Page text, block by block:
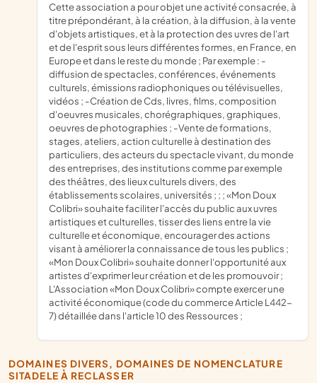
cette association a pour objet une activité consacrée, à
titre prépondérant, à la création, à la diffusion, à la vente
d'objets artistiques, et à la protection des uvres de l'art
et de l'esprit sous leurs différentes formes, en France, en
Europe et dans le reste du monde ; Par exemple : -
diffusion de spectacles, conférences, événements
culturels, émissions radiophoniques ou télévisuelles,
vidéos ; -Création de Cds, livres, films, composition
d'oeuvres musicales, chorégraphiques, graphiques,
oeuvres de photographies ; -Vente de formations,
stages, ateliers, action culturelle à destination des
particuliers, des acteurs du spectacle vivant, du monde
des entreprises, des institutions comme par exemple
des théâtres, des lieux culturels divers, des
établissements scolaires, universités ; ; ; «Mon Doux
Colibri» souhaite faciliter l'accès du public aux uvres
artistiques et culturelles, tisser des liens entre la vie
culturelle et économique, encourager des actions
visant à améliorer la connaissance de tous les publics ;
«Mon Doux Colibri» souhaite donner l'opportunité aux
artistes d'exprimer leur création et de les promouvoir ;
L'Association «Mon Doux Colibri» compte exercer une
activité économique (code du commerce Article L442-
7) détaillée dans l'article 10 des Ressources ;
DOMAINES DIVERS, DOMAINES DE NOMENCLATURE
SITADELE À RECLASSER